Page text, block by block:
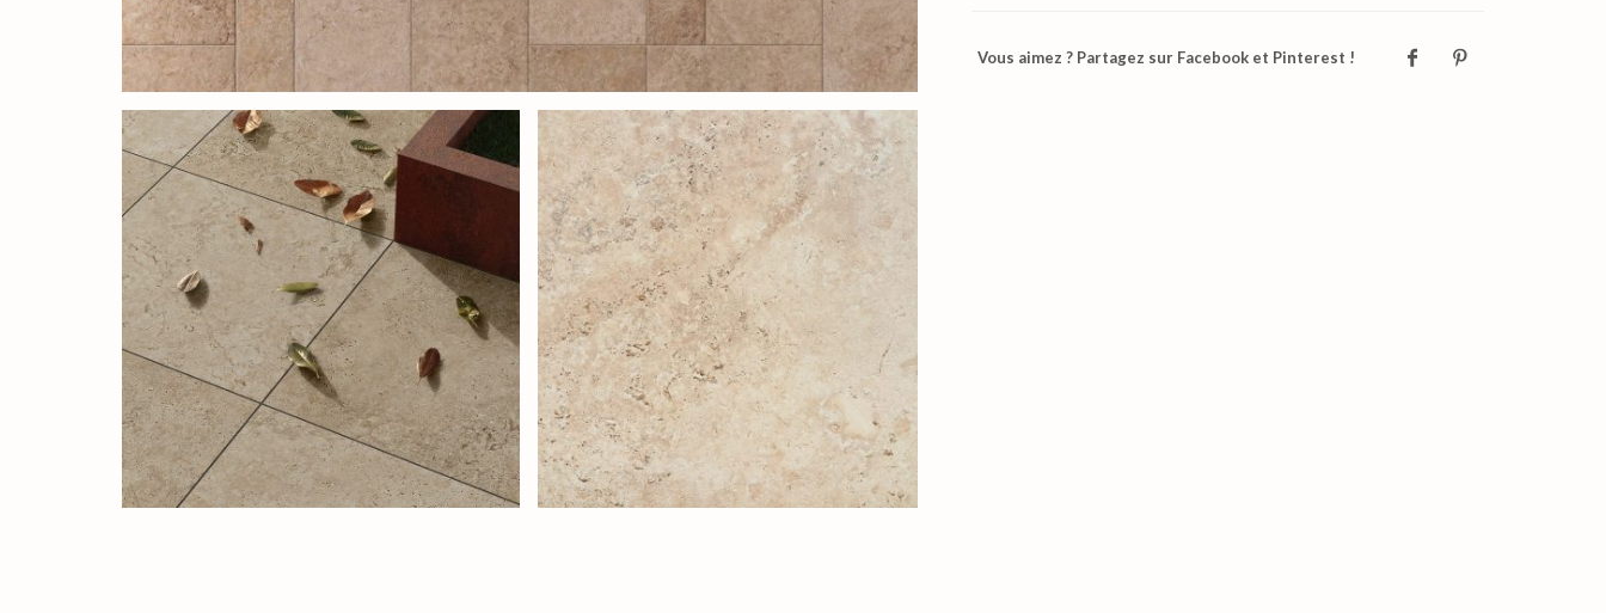
Vous aimez ? Partagez sur Facebook et Pinterest !